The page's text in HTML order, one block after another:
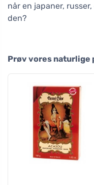
når en japaner,
den?
Prøv vores naturlige